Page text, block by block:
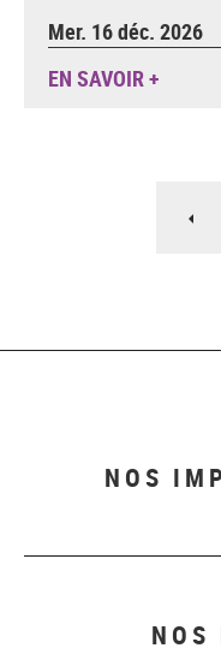
Mer. 16 déc. 2026
EN SAVOIR +
NOS
NOS